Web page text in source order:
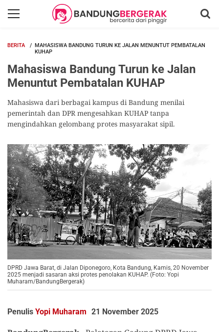
BERITA
MAHASISWA BANDUNG TURUN KE JALAN MENUNTUT PEMBATALAN
KUHAP
Mahasiswa Bandung Turun ke Jalan
Menuntut Pembatalan KUHAP
Mahasiswa dari berbagai kampus di Bandung menilai
pemerintah dan DPR mengesahkan KUHAP tanpa
mengindahkan gelombang protes masyarakat sipil.
DPRD Jawa Barat, di Jalan Diponegoro, Kota Bandung, Kamis, 20 November
2025 menjadi sasaran aksi protes penolakan KUHAP. (Foto: Yopi
Muharam/BandungBergerak)
Penulis Yopi Muharam 21 November 2025